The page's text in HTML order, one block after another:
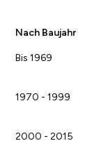
Nach Baujahr
Bis 1969
1970 - 1999
2000 - 2015